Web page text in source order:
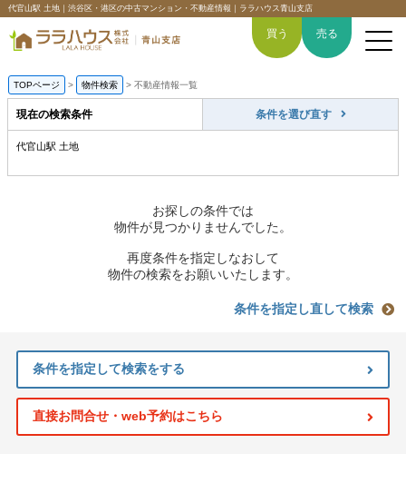
代官山駅 土地｜渋谷区・港区の中古マンション・不動産情報｜ララハウス青山支店
スタッフ紹介
買う 売る
TOPページ > 物件検索 > 不動産情報一覧
現在の検索条件 条件を選び直す
代官山駅 土地
お探しの条件では
物件が見つかりませんでした。
再度条件を指定しなおして
物件の検索をお願いいたします。
条件を指定し直して検索
条件を指定して検索をする
直接お問合せ・web予約はこちら